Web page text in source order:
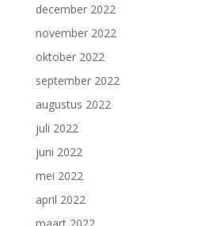
december 2022
november 2022
oktober 2022
september 2022
augustus 2022
juli 2022
juni 2022
mei 2022
april 2022